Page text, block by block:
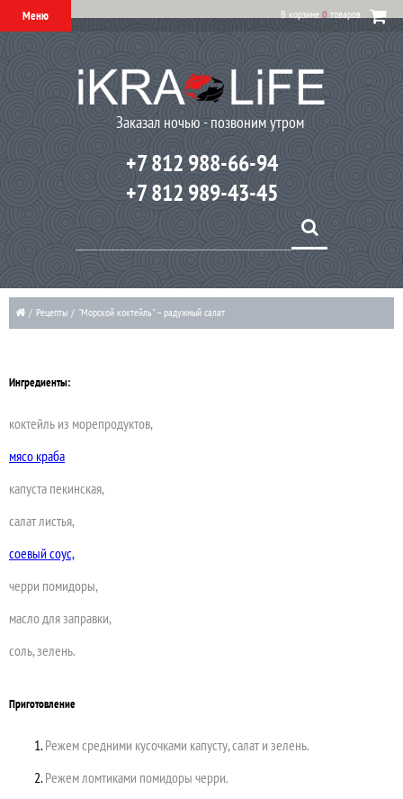
Меню В корзине 0 товаров
Заказал ночью - позвоним утром
+7 812 988-66-94
+7 812 989-43-45
/ Рецепты / "Морской коктейль" – радужный салат
Ингредиенты:
коктейль из морепродуктов,
мясо краба
капуста пекинская,
салат листья,
соевый соус,
черри помидоры,
масло для заправки,
соль, зелень.
Приготовление
Режем средними кусочками капусту, салат и зелень.
Режем ломтиками помидоры черри.